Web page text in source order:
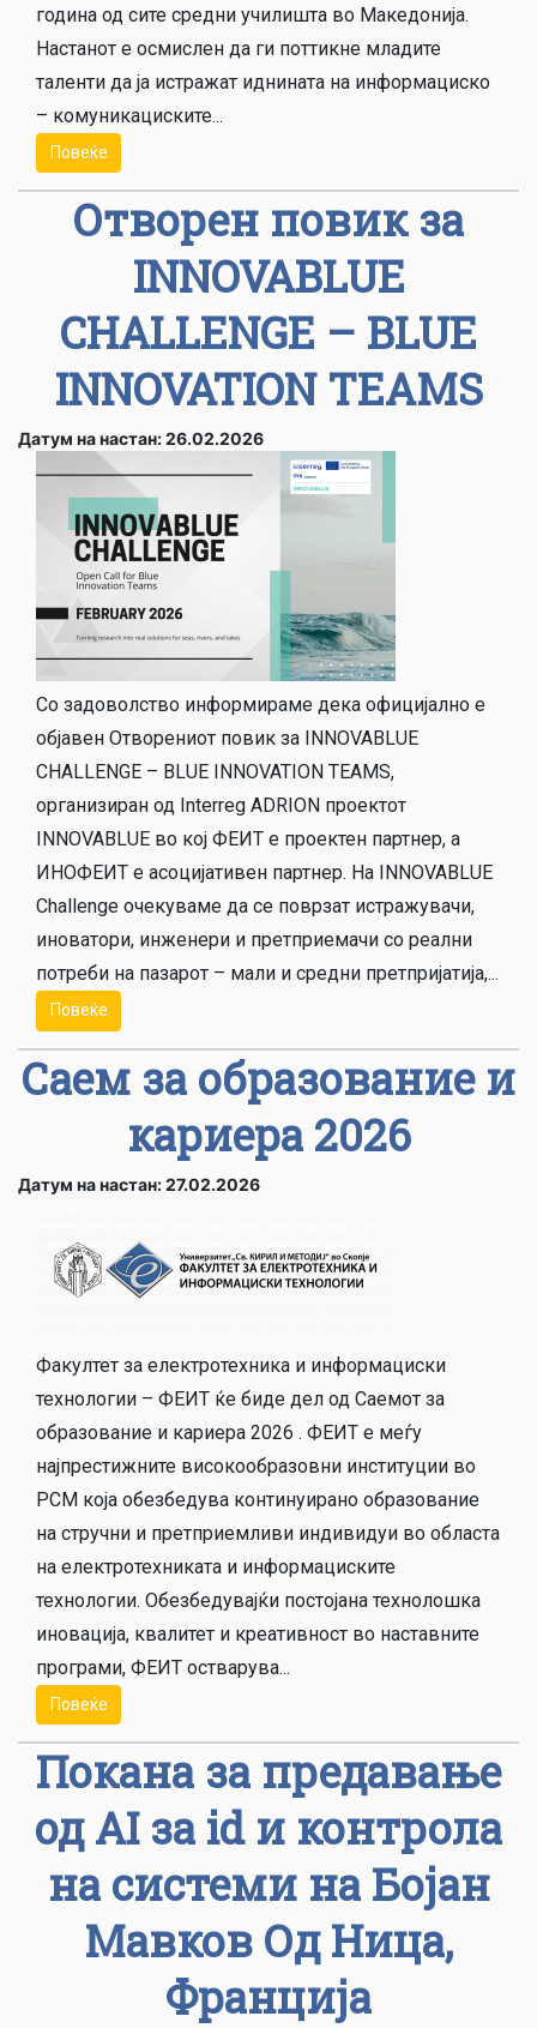
година од сите средни училишта во Македонија.
Настанот е осмислен да ги поттикне младите
таленти да ја истражат иднината на информациско
– комуникациските...
Повеќе
Отворен повик за
INNOVABLUE
CHALLENGE – BLUE
INNOVATION TEAMS
Датум на настан: 26.02.2026
Со задоволство информираме дека официјално е
објавен Отворениот повик за INNOVABLUE
CHALLENGE – BLUE INNOVATION TEAMS,
организиран од Interreg ADRION проектот
INNOVABLUE во кој ФЕИТ е проектен партнер, а
ИНОФЕИТ е асоцијативен партнер. На INNOVABLUE
Challenge очекуваме да се поврзат истражувачи,
иноватори, инженери и претприемачи со реални
потреби на пазарот – мали и средни претпријатија,...
Повеќе
Саем за образование и
кариера 2026
Датум на настан: 27.02.2026
Факултет за електротехника и информациски
технологии – ФЕИТ ќе биде дел од Саемот за
образование и кариера 2026 . ФЕИТ е меѓу
најпрестижните високообразовни институции во
РСМ која обезбедува континуирано образование
на стручни и претприемливи индивидуи во областа
на електротехниката и информациските
технологии. Обезбедувајќи постојана технолошка
иновација, квалитет и креативност во наставните
програми, ФЕИТ остварува...
Повеќе
Покана за предавање
од AI за id и контрола
на системи на Бојан
Мавков Од Ница,
Франција